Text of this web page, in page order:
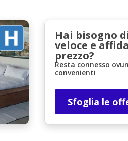
Hai bisogno
veloce e
prezzo?
Resta connesso
convenienti
Sfoglia le